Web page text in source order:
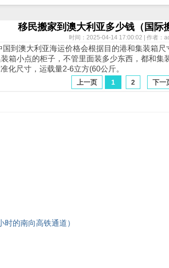
移民搬家到澳大利亚多少钱（国际
时间：2025-04-14 17:00:02 | 作者：
到澳大利亚海运价格会根据目的港和集装箱
小点的柜子，不管里面装多少东西，都和
化尺寸，运载量2-6立方(60公斤。
上一页 1 2 下一
的南向高铁通道）